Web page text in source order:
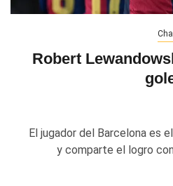
Robert
El jugador del Barcelona es
y comparte el logro